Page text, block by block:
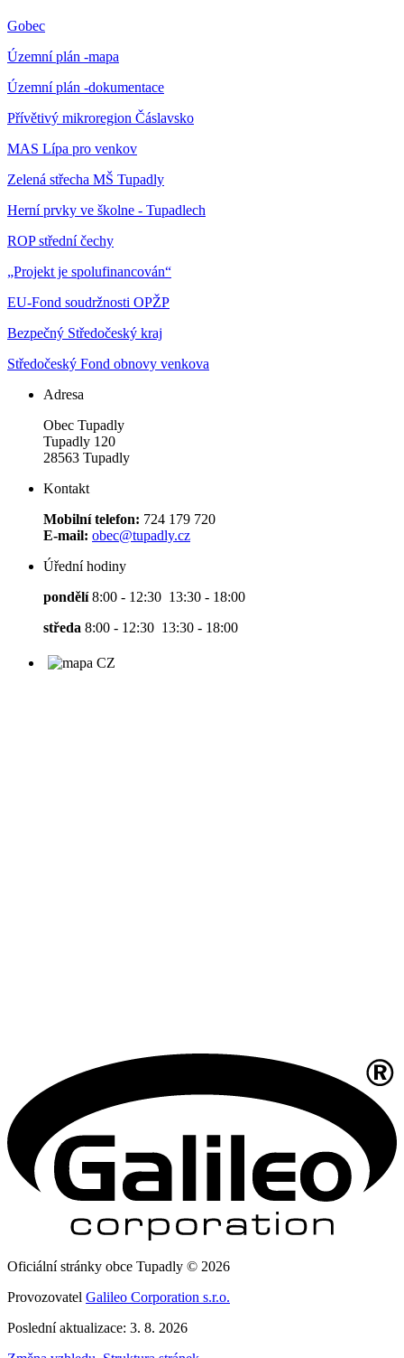
Gobec
Územní plán -mapa
Územní plán -dokumentace
Přívětivý mikroregion Čáslavsko
MAS Lípa pro venkov
Zelená střecha MŠ Tupadly
Herní prvky ve školne - Tupadlech
ROP střední čechy
„Projekt je spolufinancován“
EU-Fond soudržnosti OPŽP
Bezpečný Středočeský kraj
Středočeský Fond obnovy venkova
Adresa
Obec Tupadly
Tupadly 120
28563 Tupadly
Kontakt
Mobilní telefon: 724 179 720
E-mail: obec@tupadly.cz
Úřední hodiny
pondělí8:00 - 12:30 13:30 - 18:00
středa 8:00 - 12:30 13:30 - 18:00
Oficiální stránky obce Tupadly © 2026
Provozovatel Galileo Corporation s.r.o.
Poslední aktualizace: 3. 8. 2026